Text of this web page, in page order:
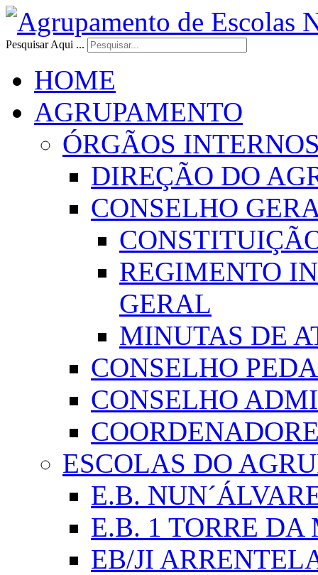
Pesquisar Aqui ...
HOME
AGRUPAMENTO
ÓRGÃOS
DIREÇÃO DO
CONSELHO
REGIMENTO
GERAL
MINUTAS DE
CONSELHO
CONSELHO
ESCOLAS DO
E.B.
E.B. 1 TORRE
EB/JI